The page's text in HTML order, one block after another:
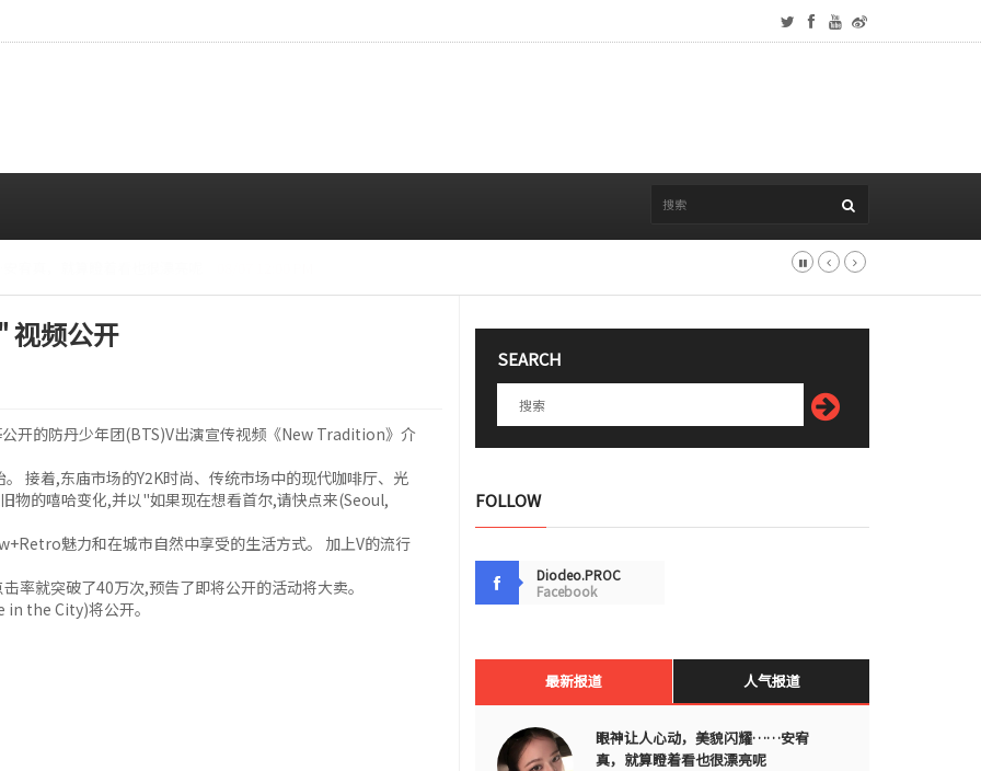
视频公开
开的防丹少年团(BTS)V出演宣传视频《New Tradition》介
接着,东庙市场的Y2K时尚、传统市场中的现代咖啡厅、光
物的嘻哈变化,并以"如果现在想看首尔,请快点来(Seoul,
魅力和在城市自然中享受的生活方式。 加上V的流行
率就突破了40万次,预告了即将公开的活动将大卖。
the City)将公开。
SEARCH
FOLLOW
Diodeo.PROC
Facebook
最新报道 人气报道
眼神让人心动，美貌闪耀……安宥
真，就算瞪着看也很漂亮呢